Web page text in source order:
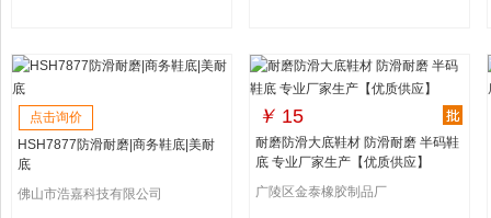
点击询价
HSH7877防滑耐磨|商务鞋底|美耐
底
佛山市浩嘉科技有限公司
￥ 15
耐磨防滑大底鞋材 防滑耐磨 半码鞋
底 专业厂家生产【优质供应】
广陵区金泰橡胶制品厂